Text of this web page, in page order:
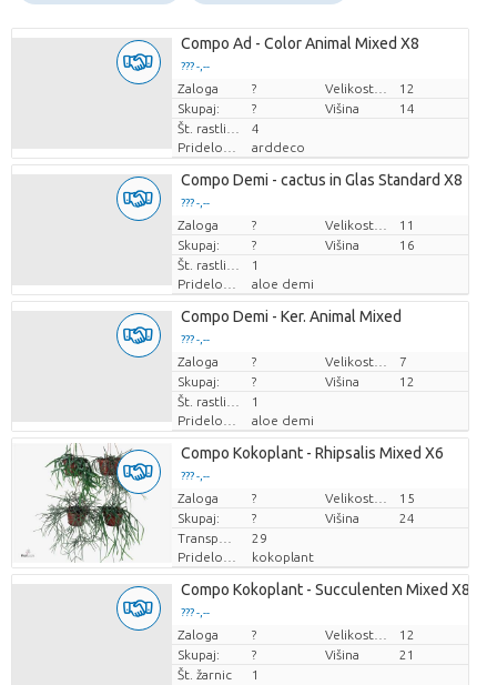
Compo Ad - Color Animal Mixed X8
??? -,--
Cena za kos
Zaloga ?
12
Skupaj:
? Višina
14
4
arddeco
Compo Demi - cactus in Glas Standard X8
??? -,--
Cena za kos
Zaloga ?
11
Skupaj:
? Višina
16
1
aloe demi
Compo Demi - Ker. Animal Mixed
??? -,--
Cena za kos
Zaloga ?
7
Skupaj:
? Višina
12
1
aloe demi
Compo Kokoplant - Rhipsalis Mixed X6
??? -,--
Cena za kos
Zaloga ?
15
Skupaj:
? Višina
24
29
kokoplant
Compo Kokoplant - Succulenten Mixed X8
??? -,--
Cena za kos
Zaloga ?
12
Skupaj:
? Višina
21
Št. žarnic
1